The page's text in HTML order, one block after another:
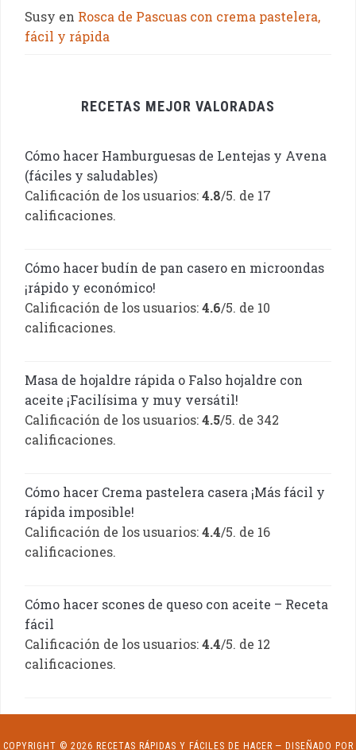
Susy en Rosca de Pascuas con crema pastelera,
fácil y rápida
RECETAS MEJOR VALORADAS
Cómo hacer Hamburguesas de Lentejas y Avena
(fáciles y saludables)
Calificación de los usuarios:4.8/5. de 17
calificaciones.
Cómo hacer budín de pan casero en microondas
¡rápido y económico!
Calificación de los usuarios:4.6/5. de 10
calificaciones.
Masa de hojaldre rápida o Falso hojaldre con
aceite ¡Facilísima y muy versátil!
Calificación de los usuarios:4.5/5. de 342
calificaciones.
Cómo hacer Crema pastelera casera ¡Más fácil y
rápida imposible!
Calificación de los usuarios:4.4/5. de 16
calificaciones.
Cómo hacer scones de queso con aceite – Receta
fácil
Calificación de los usuarios:4.4/5. de 12
calificaciones.
COPYRIGHT © 2026 RECETAS RÁPIDAS Y FÁCILES DE HACER — DISEÑADO POR